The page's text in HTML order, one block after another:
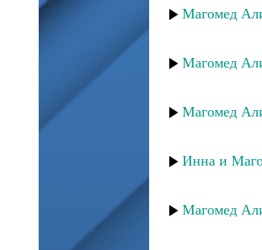
Магомед
Магомед
Магомед
Инна и
Магомед